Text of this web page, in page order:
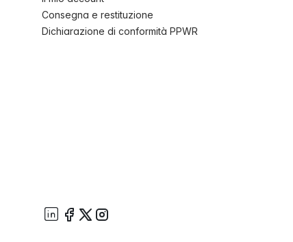
Consegna e restituzione
Dichiarazione di conformità PPWR